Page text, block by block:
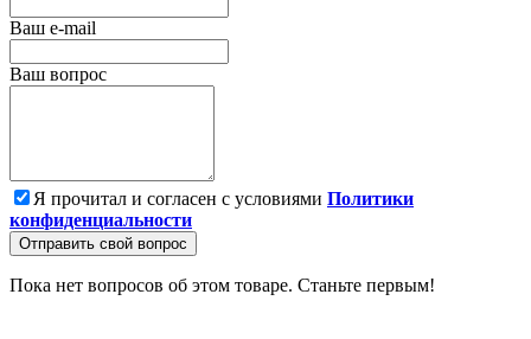
Ваш e-mail
Ваш вопрос
Я прочитал и согласен с условиями Политики
конфиденциальности
Отправить свой вопрос
Пока нет вопросов об этом товаре. Станьте первым!